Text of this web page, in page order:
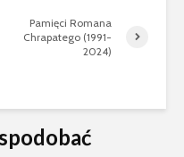
Pamięci Romana
Chrapatego (1991-
2024)